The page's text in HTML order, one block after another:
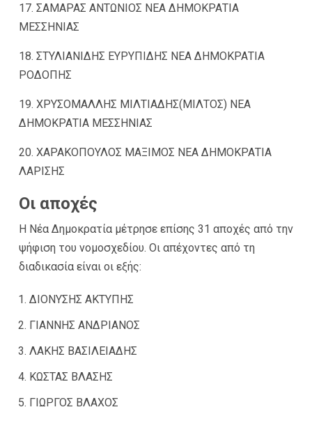
17. ΣΑΜΑΡΑΣ ΑΝΤΩΝΙΟΣ ΝΕΑ ΔΗΜΟΚΡΑΤΙΑ
ΜΕΣΣΗΝΙΑΣ
18. ΣΤΥΛΙΑΝΙΔΗΣ ΕΥΡΥΠΙΔΗΣ ΝΕΑ ΔΗΜΟΚΡΑΤΙΑ
ΡΟΔΟΠΗΣ
19. ΧΡΥΣΟΜΑΛΛΗΣ ΜΙΛΤΙΑΔΗΣ(ΜΙΛΤΟΣ) ΝΕΑ
ΔΗΜΟΚΡΑΤΙΑ ΜΕΣΣΗΝΙΑΣ
20. ΧΑΡΑΚΟΠΟΥΛΟΣ ΜΑΞΙΜΟΣ ΝΕΑ ΔΗΜΟΚΡΑΤΙΑ
ΛΑΡΙΣΗΣ
Οι αποχές
Η Νέα Δημοκρατία μέτρησε επίσης 31 αποχές από την
ψήφιση του νομοσχεδίου. Οι απέχοντες από τη
διαδικασία είναι οι εξής:
ΔΙΟΝΥΣΗΣ ΑΚΤΥΠΗΣ
ΓΙΑΝΝΗΣ ΑΝΔΡΙΑΝΟΣ
ΛΑΚΗΣ ΒΑΣΙΛΕΙΑΔΗΣ
ΚΩΣΤΑΣ ΒΛΑΣΗΣ
ΓΙΩΡΓΟΣ ΒΛΑΧΟΣ